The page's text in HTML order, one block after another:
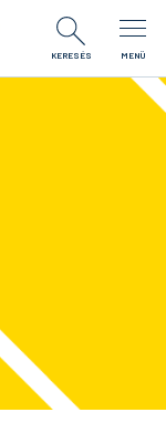
KERESÉS MENÜ